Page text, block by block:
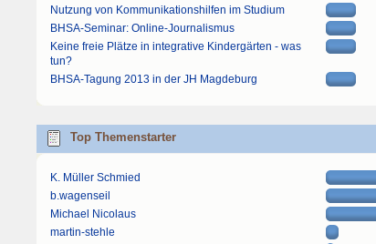
Nutzung von Kommunikationshilfen im Studium
BHSA-Seminar: Online-Journalismus
Keine freie Plätze in integrative Kindergärten - was
tun?
BHSA-Tagung 2013 in der JH Magdeburg
Top Themenstarter
K. Müller Schmied
b.wagenseil
Michael Nicolaus
martin-stehle